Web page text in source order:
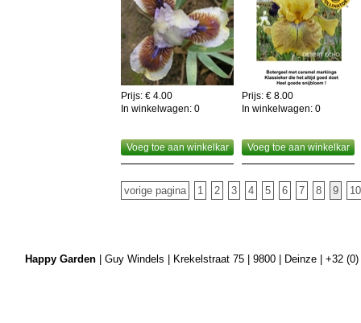
Prijs: € 4.00
In winkelwagen: 0
Voeg toe aan winkelkar
Prijs: € 8.00
In winkelwagen: 0
Voeg toe aan winkelkar
vorige pagina 1 2 3 4 5 6 7 8 9 10
Happy Garden| Guy Windels | Krekelstraat 75 | 9800 | Deinze | +32